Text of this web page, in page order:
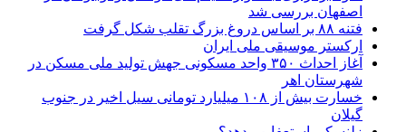
اصفهان بررسی شد
فتنه ۸۸ بر اساس دروغ بزرگ تقلب شکل گرفت
ارکستر موسیقی ملی ایران
آغاز احداث ۳۵۰ واحد مسکونی جهش تولید ملی مسکن در
شهرستان اهر
خسارت بیش از ۱۰۸ میلیارد تومانی سیل اخیر در جنوب
گیلان